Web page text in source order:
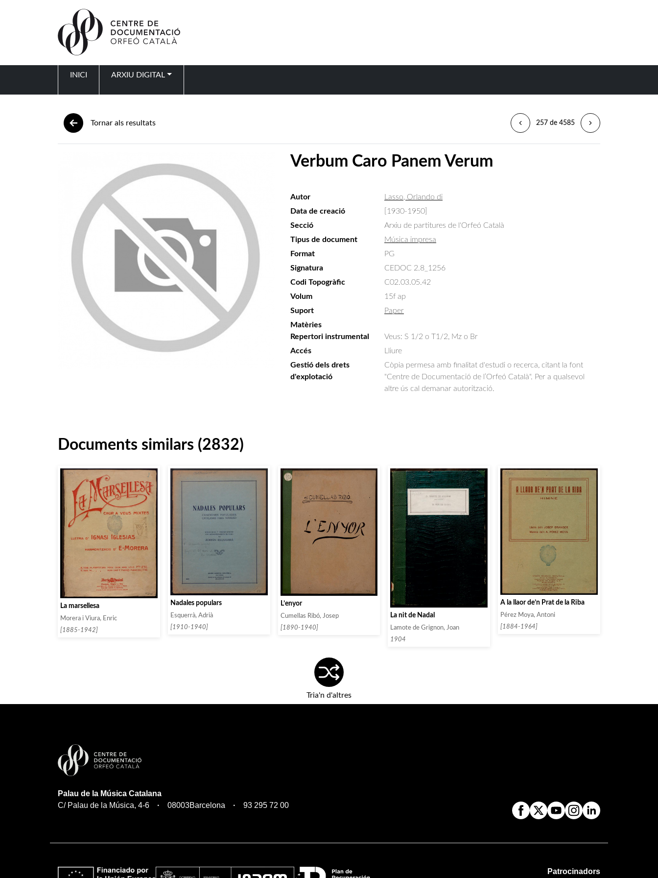
INICI ARXIU DIGITAL
Tornar als resultats 257 de 4585
Verbum Caro Panem Verum
Autor
Lasso, Orlando di
Data de creació
[1930-1950]
Secció
Arxiu de partitures de l'Orfeó Català
Tipus de document
Música impresa
Format
PG
Signatura
CEDOC 2.8_1256
Codi Topogràfic
C02.03.05.42
Volum
15f ap
Suport
Paper
Matèries
Repertori instrumental
Veus: S 1/2 o T1/2, Mz o Br
Accés
Lliure
Gestió dels drets
d'explotació
Còpia permesa amb finalitat d'estudi o recerca, citant la font
"Centre de Documentació de l’Orfeó Català". Per a qualsevol
altre ús cal demanar autorització.
Documents similars (2832)
La marsellesa
Morera i Viura, Enric
[1885-1942]
Nadales populars
Esquerrà, Adrià
[1910-1940]
L’enyor
Cumellas Ribó, Josep
[1890-1940]
La nit de Nadal
Lamote de Grignon, Joan
1904
A la llaor de’n Prat de la Riba
Pérez Moya, Antoni
[1884-1964]
Tria'n d'altres
Palau de la Música Catalana
C/ Palau de la Música, 4-6
08003Barcelona 93 295 72 00
Patrocinadors